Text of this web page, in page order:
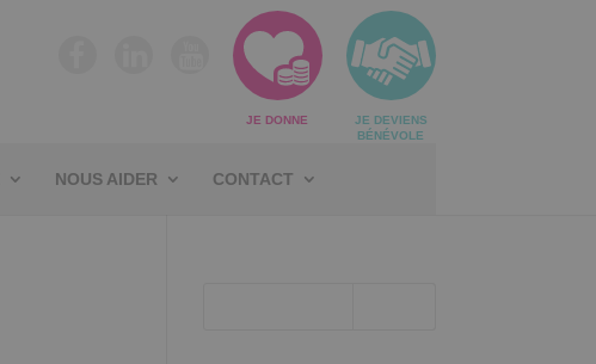
JE DEVIENS
BÉNÉVOLE
JE DONNE
NOUS AIDER CONTACT